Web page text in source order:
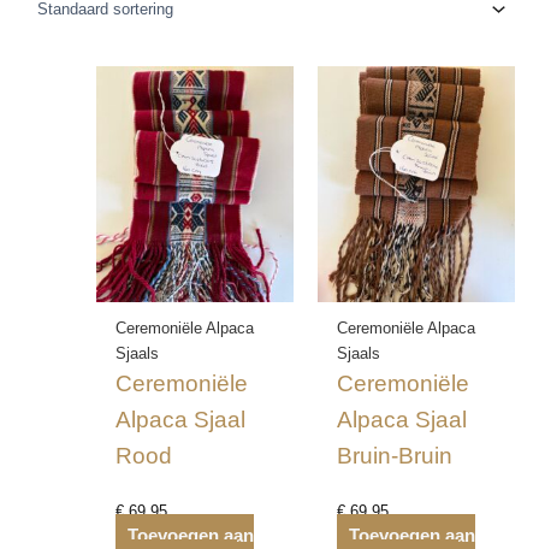
Ceremoniële Alpaca
Sjaals
Ceremoniële
Alpaca Sjaal
Rood
€69,95
Toevoegen aan
Ceremoniële Alpaca
Sjaals
Ceremoniële
Alpaca Sjaal
Bruin-Bruin
€69,95
Toevoegen aan